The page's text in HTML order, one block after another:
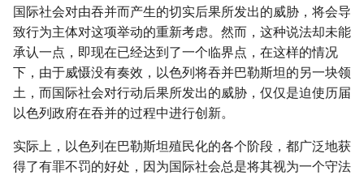
国际社会对由吞并而产生的切实后果所发出的威胁，将会导
致行为主体对这项举动的重新考虑。然而，这种说法却未能
承认一点，即现在已经达到了一个临界点，在这样的情况
下，由于威慑没有奏效，以色列将吞并巴勒斯坦的另一块领
土，而国际社会对行动后果所发出的威胁，仅仅是迫使历届
以色列政府在吞并的过程中进行创新。
实际上，以色列在巴勒斯坦殖民化的各个阶段，都广泛地获
得了有罪不罚的好处，因为国际社会总是将其视为一个守法